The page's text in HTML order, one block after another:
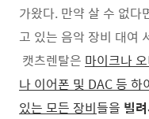
가왔다. 만약 살 수 없다
고 있는 음악 장비 대여
캣츠렌탈은 마이크나
나 이어폰 및 DAC 등 하
있는 모든 장비들을 빌